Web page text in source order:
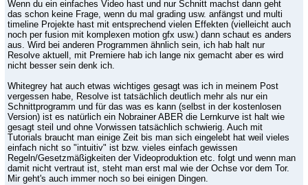
Wenn du ein einfaches Video hast und nur Schnitt machst dann geht
das schon keine Frage, wenn du mal grading usw. anfängst und multi
timeline Projekte hast mit entsprechend vielen Effekten (vielleicht auch
noch per fusion mit komplexen motion gfx usw.) dann schaut es anders
aus. Wird bei anderen Programmen ähnlich sein, ich hab halt nur
Resolve aktuell, mit Premiere hab ich lange nix gemacht aber es wird
nicht besser sein denk ich.
Whitegrey hat auch etwas wichtiges gesagt was ich in meinem Post
vergessen habe, Resolve ist tatsächlich deutlich mehr als nur ein
Schnittprogramm und für das was es kann (selbst in der kostenlosen
Version) ist es natürlich ein Nobrainer ABER die Lernkurve ist halt wie
gesagt steil und ohne Vorwissen tatsächlich schwierig. Auch mit
Tutorials braucht man einige Zeit bis man sich eingelebt hat weil vieles
einfach nicht so "intuitiv" ist bzw. vieles einfach gewissen
Regeln/Gesetzmäßigkeiten der Videoproduktion etc. folgt und wenn man
damit nicht vertraut ist, steht man erst mal wie der Ochse vor dem Tor.
Mir geht's auch immer noch so bei einigen Dingen.